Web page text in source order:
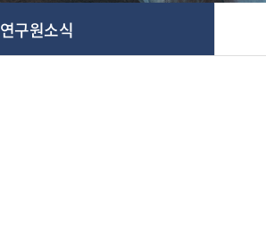
연구원소식